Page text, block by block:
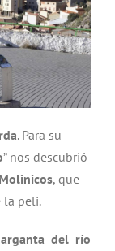
. Para su
” nos descubrió
, que
la peli.
del río